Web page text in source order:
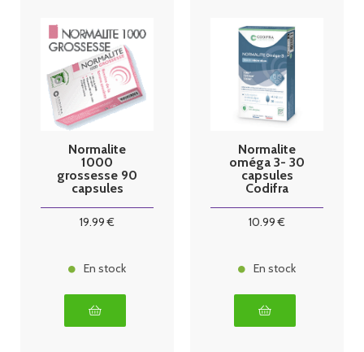
Normalite
1000
grossesse 90
capsules
19.99 €
En stock
Normalite
oméga 3- 30
capsules
Codifra
10.99 €
En stock